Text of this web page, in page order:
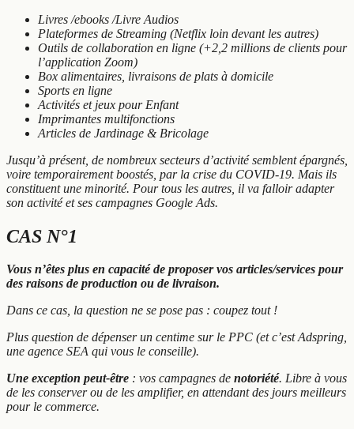
Livres /ebooks /Livre Audios
Plateformes de Streaming (Netflix loin devant les autres)
Outils de collaboration en ligne (+2,2 millions de clients pour
l’application Zoom)
Box alimentaires, livraisons de plats à domicile
Sports en ligne
Activités et jeux pour Enfant
Imprimantes multifonctions
Articles de Jardinage & Bricolage
Jusqu’à présent, de nombreux secteurs d’activité semblent épargnés,
voire temporairement boostés, par la crise du COVID-19. Mais ils
constituent une minorité. Pour tous les autres, il va falloir adapter
son activité et ses campagnes Google Ads.
CAS N°1
Vous n’êtes plus en capacité de proposer vos articles/services pour
des raisons de production ou de livraison.
Dans ce cas, la question ne se pose pas : coupez tout !
Plus question de dépenser un centime sur le PPC (et c’est Adspring,
une agence SEA qui vous le conseille).
Une exception peut-être : vos campagnes de notoriété. Libre à vous
de les conserver ou de les amplifier, en attendant des jours meilleurs
pour le commerce.